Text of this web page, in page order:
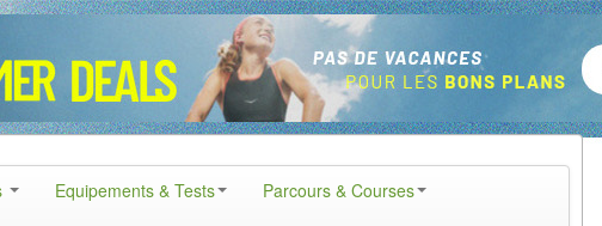
Equipements & Tests
Parcours & Courses